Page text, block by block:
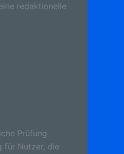
redaktionelle
Prüfung
für Nutzer, die